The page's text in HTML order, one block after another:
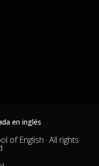
en inglés
of English · All rights